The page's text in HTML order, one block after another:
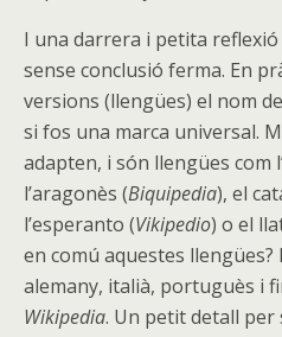
I una darrera i petita
sense conclusió ferma. En
versions (llengües) el nom
si fos una marca universal.
adapten, i són llengües com
l’aragonès (Biquipedia), el
l’esperanto (Vikipedio) o el
en comú aquestes llengües?
alemany, italià, portuguès i
Wikipedia. Un petit detall